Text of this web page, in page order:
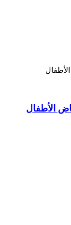
الأطفال